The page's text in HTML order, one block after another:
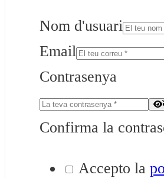
Nom d'usuari
Email
Contrasenya
Confirma la
Accepto la